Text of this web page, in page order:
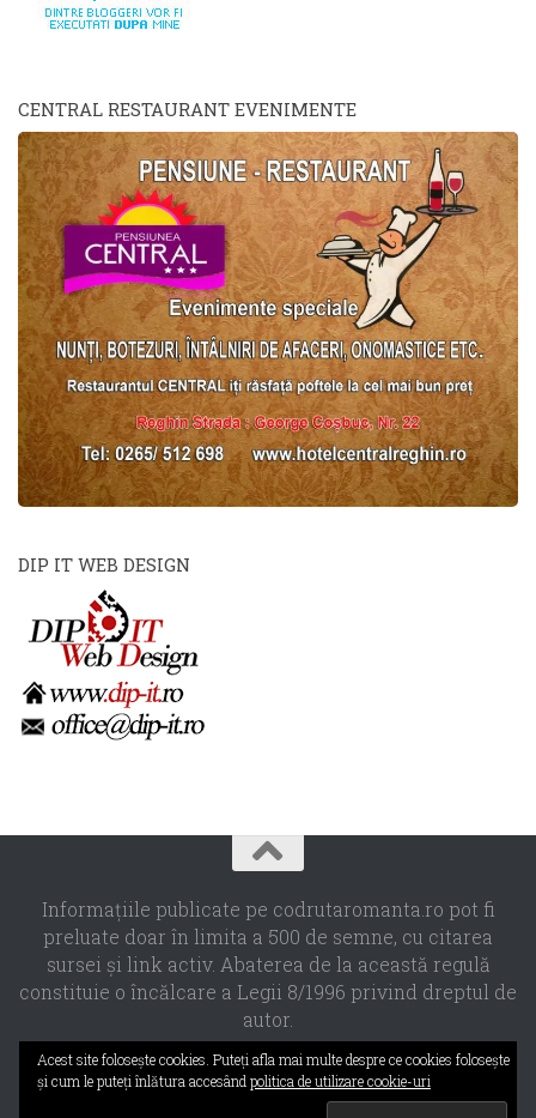
CENTRAL RESTAURANT EVENIMENTE
DIP IT WEB DESIGN
Informaţiile publicate pe codrutaromanta.ro pot fi
preluate doar în limita a 500 de semne, cu citarea
sursei şi link activ. Abaterea de la această regulă
constituie o încălcare a Legii 8/1996 privind dreptul de
autor.
Propulsat de - Designed with theHueman theme
Acest site foloseşte cookies. Puteţi afla mai multe despre ce cookies foloseşte
şi cum le puteţi înlătura accesând politica de utilizare cookie-uri